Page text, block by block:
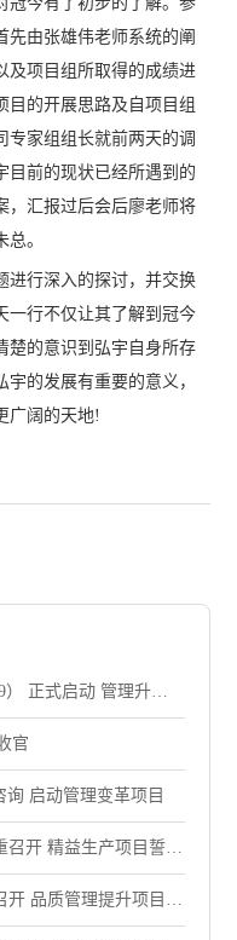
先由张雄伟老师系统的阐
及项目组所取得的成绩进
目的开展思路及自项目组
专家组组长就前两天的调
目前的现状已经所遇到的
，汇报过后会后廖老师将
。
行深入的探讨，并交换
一行不仅让其了解到冠今
楚的意识到弘宇自身所存
的发展有重要的意义，
广阔的天地!
正式启动 管理升级&
官
启动管理变革项目
开 精益生产项目誓师
品质管理提升项目启